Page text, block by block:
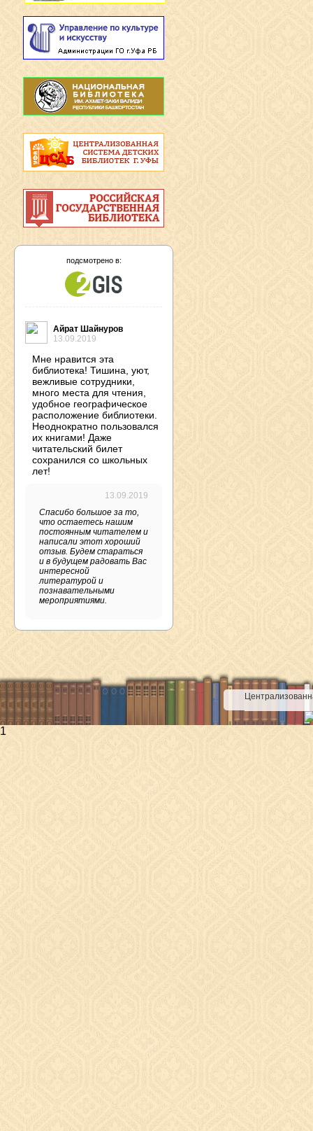
подсмотрено в:
Айрат Шайнуров
13.09.2019
Мне нравится эта
библиотека! Тишина, уют,
вежливые сотрудники,
много места для чтения,
удобное географическое
расположение библиотеки.
Неоднократно пользовался
их книгами! Даже
читательский билет
сохранился со школьных
лет!
13.09.2019
Спасибо большое за то,
что остаетесь нашим
постоянным читателем и
написали этот хороший
отзыв. Будем стараться
и в будущем радовать Вас
интересной
литературой и
познавательными
мероприятиями.
1